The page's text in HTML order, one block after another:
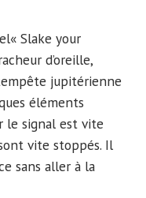
Slake your
d’oreille,
jupitérienne
éléments
le signal est vite
vite stoppés. Il
sans aller à la